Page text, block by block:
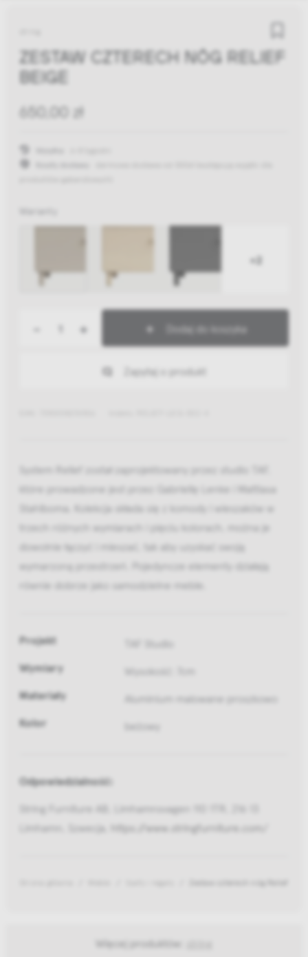
ZESTAW CZTERECH NÓG RELIEF
BEIGE
650,00 zł
Warianty
+2
+ Dodaj do koszyka
Zapytaj o produkt
System Relief został zaprojektowany przez studio TAF,
które prowadzone jest przez Gabriellę Lenke i Mattiasa
Stahlboma. Kolekcja składa się z komody i wieszaków w
trzech różnych wymiarach i pięciu kolorach, można je
dowolnie łączyć i mieszać, tak aby uzyskać swoją
wymarzoną przestrzeń. Pojedyncze elementy działają
równie dobrze jako samodzielne meble.
Projekt TAF Studio
Wymiary Wysokość: 7cm
Materiały Aluminium malowane proszkowo
Kolor beżowy
Odpowiedzialność:
String Furniture AB, Limhamnsvagen 110 1TR, 216 13
Limhamn, Szwecja,
https://www.stringfurniture.com/
Zestaw czterech nóg Relief
Więcej produktów: